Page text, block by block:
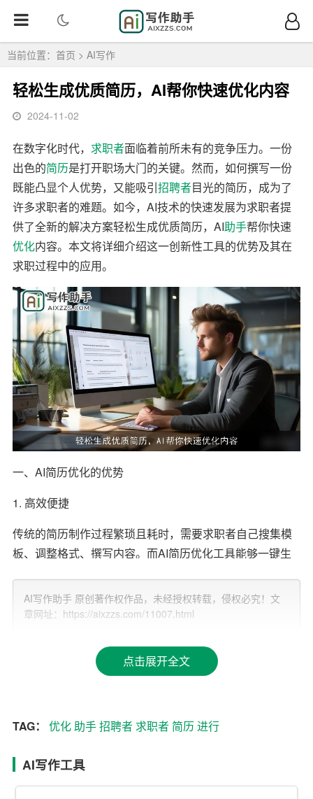
当前位置： 首页 > AI写作
轻松生成优质简历，AI帮你快速优化内容
2024-11-02
在数字化时代， 求职者面临着前所未有的竞争压力。一份
出色的简历是打开职场大门的关键。然而，如何撰写一份
既能凸显个人优势，又能吸引招聘者目光的简历，成为了
许多求职者的难题。如今，AI技术的快速发展为求职者提
供了全新的解决方案轻松生成优质简历，AI助手帮你快速
优化内容。本文将详细介绍这一创新性工具的优势及其在
求职过程中的应用。
一、AI简历优化的优势
1. 高效便捷
传统的简历制作过程繁琐且耗时，需要求职者自己搜集模
板、调整格式、撰写内容。而AI简历优化工具能够一键生
经历、教育背景等基本资料，AI助手会在短时间内为您生
成一份专业的简历。
AI简历优化工具能够根据求职者的特点和行业需求，提供
AI助手基于大量成功案例和行业规范，对简历内容
AI写作助手 原创著作权作品，未经授权转载，侵权必究！文
章网址：https://aixzzs.com/11007.html
点击展开全文
TAG： 优化助手招聘者求职者 简历进行
AI写作工具